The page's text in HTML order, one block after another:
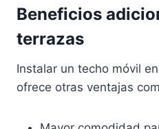
Beneficios
terrazas
Instalar un techo móvil
ofrece otras ventajas